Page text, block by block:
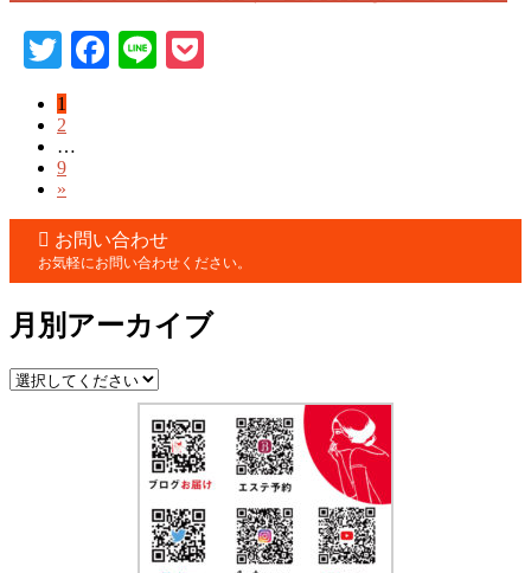
TwitterFacebook
Line
ペ
送
り
固
定
ペ
ー
ジ
1
固
定
ペ
ー
ジ
2
…
固
定
ペ
ー
ジ
9
»
お問い合わせ
お気軽にお問い合わせください。
月別アーカイブ